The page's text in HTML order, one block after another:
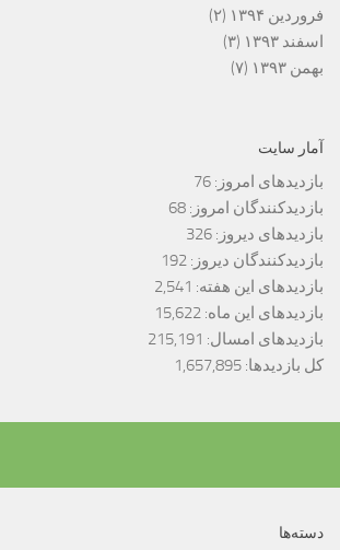
فروردین ۱۳۹۴
(۲)
اسفند ۱۳۹۳
(۳)
بهمن ۱۳۹۳
(۷)
آمار سایت
بازدیدهای امروز: 76
بازدیدکنندگان امروز: 68
بازدیدهای دیروز: 326
بازدیدکنندگان دیروز: 192
بازدیدهای این هفته: 2,541
بازدیدهای این ماه: 15,622
بازدیدهای امسال: 215,191
کل بازدیدها: 1,657,895
دسته‌ها